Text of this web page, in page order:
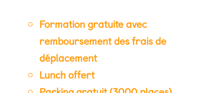
Formation gratuite avec
remboursement des frais de
déplacement
Lunch offert